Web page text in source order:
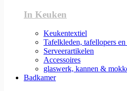
In Keuken
Keukentextiel
Tafelkleden, tafellopers en
Serveerartikelen
Accessoires
glaswerk, kannen &
Badkamer